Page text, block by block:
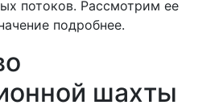
потоков. Рассмотрим ее
подробнее.
шахты